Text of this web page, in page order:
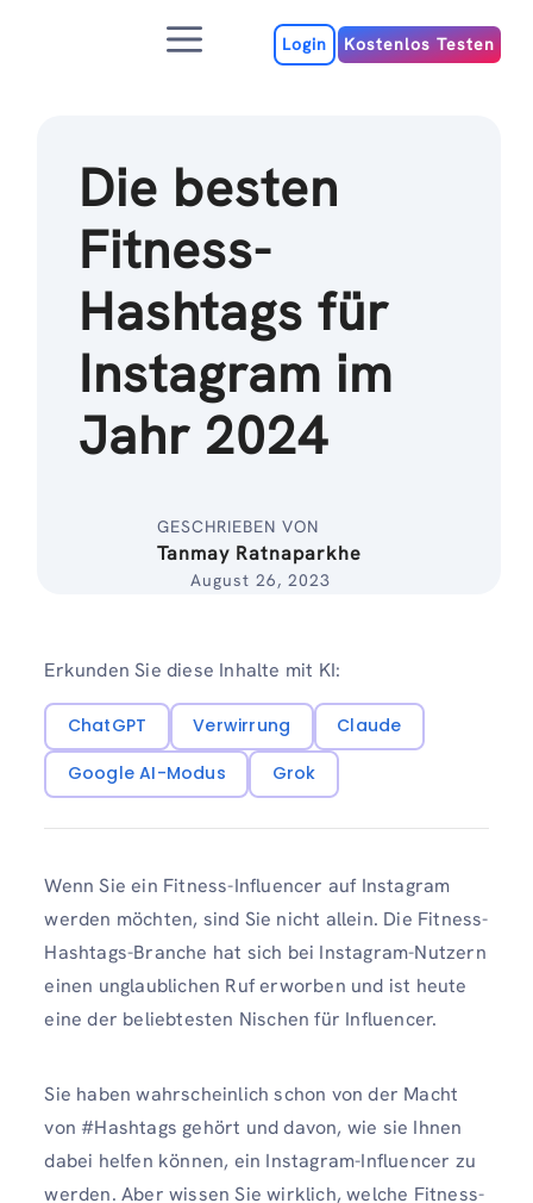
MenuLogin Kostenlos Testen
Die besten
Fitness-
Hashtags für
Instagram im
Jahr 2024
GESCHRIEBEN VON
Tanmay Ratnaparkhe
August 26, 2023
Erkunden Sie diese Inhalte mit KI:
ChatGPT Verwirrung
Claude
Google AI-Modus
Grok
Wenn Sie ein Fitness-Influencer auf Instagram
werden möchten, sind Sie nicht allein. Die Fitness-
Hashtags-Branche hat sich bei Instagram-Nutzern
einen unglaublichen Ruf erworben und ist heute
eine der beliebtesten Nischen für Influencer.
Sie haben wahrscheinlich schon von der Macht
von #Hashtags gehört und davon, wie sie Ihnen
dabei helfen können, ein Instagram-Influencer zu
werden. Aber wissen Sie wirklich, welche Fitness-